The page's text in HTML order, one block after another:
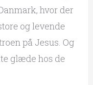
hvor der
og levende
på Jesus. Og
glæde hos de